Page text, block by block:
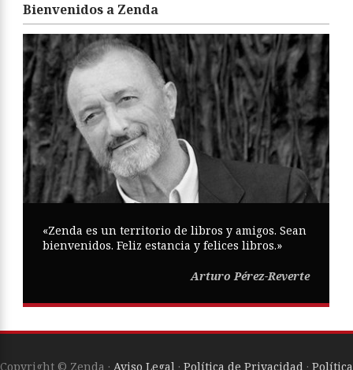
Bienvenidos a Zenda
«Zenda es un territorio de libros y amigos. Sean
bienvenidos. Feliz estancia y felices libros.»
Arturo Pérez-Reverte
Copyright © Zenda · Aviso Legal · Política de Privacidad · Política